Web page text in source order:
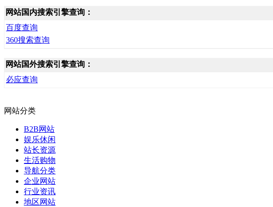
网站国内搜索引擎查询：
百度查询
360搜索查询
网站国外搜索引擎查询：
必应查询
网站分类
B2B网站
娱乐休闲
站长资源
生活购物
导航分类
企业网站
行业资讯
地区网站